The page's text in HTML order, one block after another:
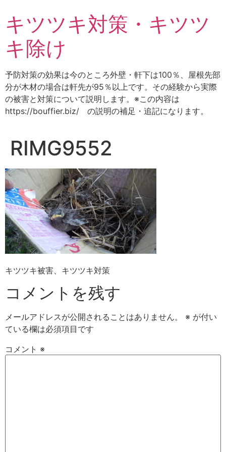
テ
ツ
キ
ッ
プ
キツツキ対策・キツツ
キ除け
予防対策の効果は今のところ外壁・軒下は100％、屋根先部
分が木材の場合は軒先が95％以上です。その経験から実際
の被害と対策について説明します。※この内容は
https://bouffier.biz/ の説明の補足・追記になります。
RIMG9552
キツツキ被害、キツツキ対策
コメントを残す
メールアドレスが公開されることはありません。 ※ が付い
ている欄は必須項目です
コメント ※